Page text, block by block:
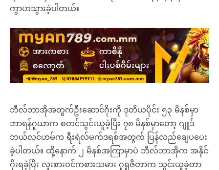
ကွာဟသွားခဲ့ပါတယ်။
ဘီလ်ဘာအိုအတွက်ဦးဆောင်ဂိုးကို ဒုတိယပိုင်း ၅၃ မိနစ်မှာ
ဘာရန်ဂူယာက စတင်သွင်းယူခဲ့ပြီး ၇၈ မိနစ်မှာတော့ ဂျူဒ်
ဘယ်လင်ဟမ်က ရီးရဲလ်မက်ဒရစ်အတွက် ပြန်လည်ချေပပေး
ခဲ့ပါတယ်။ ထို့နောက် ၂ မိနစ်အကြာမှာပဲ ဘီလ်ဘာအိုက အနိုင်
ဂိုးရခဲ့ပြီး လူးစားဝင်ကစားသမား ဂူရူဇီတာက သွင်းယူခဲ့တာ